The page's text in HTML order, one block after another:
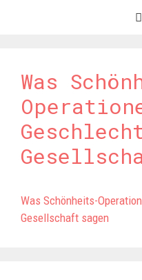
Was
Was Schönheits-
Gesellschaft sagen